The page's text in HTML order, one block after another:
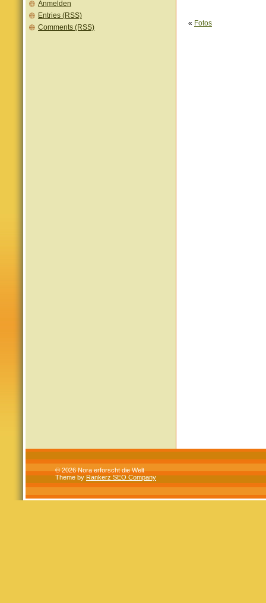
Anmelden
Entries (RSS)
Comments (RSS)
« Fotos
© 2026 Nora erforscht die Welt
Theme byRankerz SEO Company